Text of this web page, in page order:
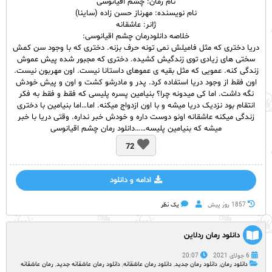
نام نویسنده: مهرناز حسن زاده (ساینا)
ژانر: عاشقانه
خلاصه دانلودرمان چشم اقیانوسی:
دریا دختری که مثل فامیلش نمی تونه حرف بزنه. دختری که با وجود سن کمش
سختی های زیادی توی زندگیش کشیده. دختری که مجبور شده پیش عموش
زندگی کنه. عمویی که مثل بقیه ی عموهای داستانا نیست. اون مهربون نیست.
اون فقط از وجود دریا استفاده کرد. پدر و مادرشو کشت و اون و پیش خودش
نگه داشت. اما کی میدونه چرا؟ بنیامین پسره پلیسی که فقط و فقط به فکر
انتقام بود نزدیک دریا میشه و با اون ازدواج میکنه. اما…اما بنیامین با دختری
زندگی میکنه عاشقانه اونو دوست داره و خودش خبر نداره. وقتی دریا با خبر
میشه که بنیامین پلیسه……دانلود رمان چشم اقیانوسی
72
ادامه و دانلود
1857 روز پيش یک نظر
دانلود رمان ردلاین
6 جولای 2021
20:07
دانلود رمان, دانلود رمان جدید, دانلود رمان عاشقانه, دانلود رمان عاشقانه جدید, رمان عاشقانه